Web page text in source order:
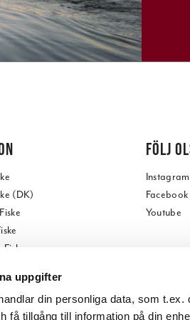
uppgifter
din personliga data, som
få tillgång till information på din
(DK)
FÖLJ
Instagram
Facebook
Youtube